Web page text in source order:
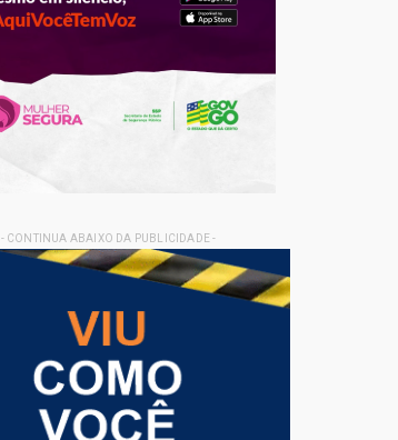
- CONTINUA ABAIXO DA PUBLICIDADE -